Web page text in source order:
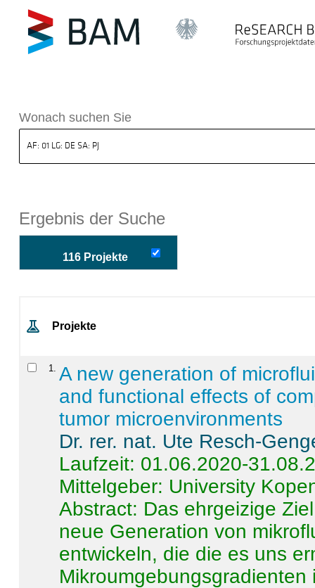
BAM
Wonach suchen Sie
Ergebnis der Suche
116 Projekte
Projekte
1
A new generation of
and functional effects of
tumor microenvironments
Dr. rer. nat. Ute Resch-
Laufzeit: 01.06.2020-
Mittelgeber: University
Abstract: Das ehrgeizige
neue Generation von
entwickeln, die die es uns
Mikroumgebungsgradienten